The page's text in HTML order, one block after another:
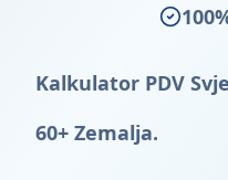
Kalkulator PDV
60+ Zemalja.